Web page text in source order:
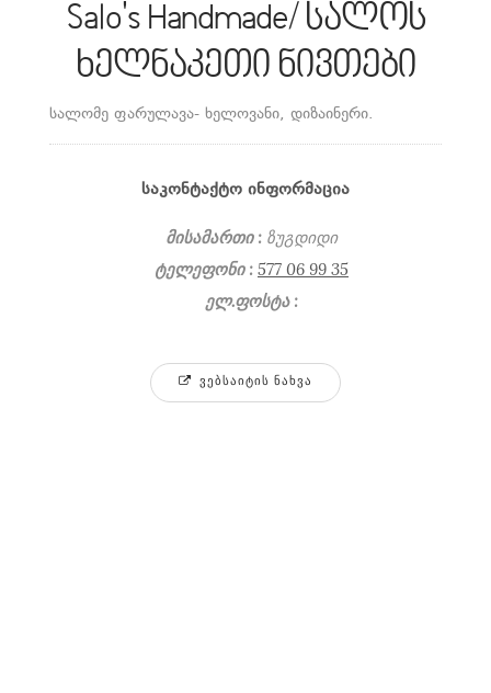
Salo's Handmade/ სალოს
ხელნაკეთი ნივთები
სალომე ფარულავა- ხელოვანი, დიზაინერი.
ᲡᲐᲙᲝᲜᲢᲐᲥᲢᲝ ᲘᲜᲤᲝᲠᲛᲐᲪᲘᲐ
მისამართი : ზუგდიდი
ტელეფონი : 577 06 99 35
ელ.ფოსტა :
ᲕᲔᲑᲡᲐᲘᲢᲘᲡ ᲜᲐᲮᲕᲐ